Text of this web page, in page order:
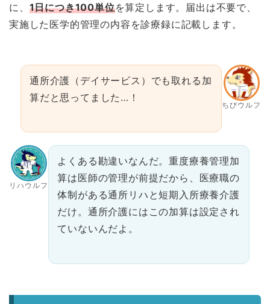
に、 1日につき100単位を算定します。届出は不要で、
実施した医学的管理の内容を診療録に記載します。
ちびウルフ
通所介護（デイサービス）でも取れる加
算だと思ってました…！
リハウルフ
よくある勘違いなんだ。重度療養管理加
算は医師の管理が前提だから、医療職の
体制がある通所リハと短期入所療養介護
だけ。通所介護にはこの加算は設定され
ていないんだよ。